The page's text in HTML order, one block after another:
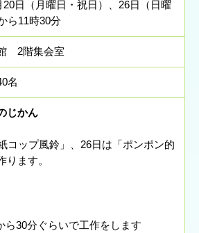
20日（月曜日・祝日）、26日（日曜
ら11時30分
2階集会室
名
じかん
コップ風鈴」、26日は「ポンポン的
ります。
ら30分ぐらいで工作をします